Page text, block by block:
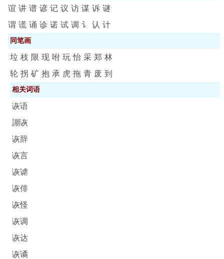
谊 讲 谱 谚 记 议 访 谋 诉 谜
谓 谎 诵 诊 诺 试 调 讠 认 计
同笔画
垃 枝 限 现 咐 玩 怡 采 郑 林
轮 拐 矿 抱 承 虎 拖 青 废 到
相关词语
诙语
謿诙
诙辞
诙言
诙谑
诙俳
诙怪
诙调
诙达
诙谲